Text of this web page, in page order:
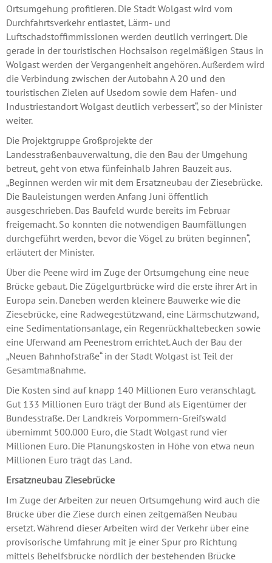
Ortsumgehung profitieren. Die Stadt Wolgast wird vom
Durchfahrtsverkehr entlastet, Lärm- und
Luftschadstoffimmissionen werden deutlich verringert. Die
gerade in der touristischen Hochsaison regelmäßigen Staus in
Wolgast werden der Vergangenheit angehören. Außerdem wird
die Verbindung zwischen der Autobahn A 20 und den
touristischen Zielen auf Usedom sowie dem Hafen- und
Industriestandort Wolgast deutlich verbessert“, so der Minister
weiter.
Die Projektgruppe Großprojekte der
Landesstraßenbauverwaltung, die den Bau der Umgehung
betreut, geht von etwa fünfeinhalb Jahren Bauzeit aus.
„Beginnen werden wir mit dem Ersatzneubau der Ziesebrücke.
Die Bauleistungen werden Anfang Juni öffentlich
ausgeschrieben. Das Baufeld wurde bereits im Februar
freigemacht. So konnten die notwendigen Baumfällungen
durchgeführt werden, bevor die Vögel zu brüten beginnen“,
erläutert der Minister.
Über die Peene wird im Zuge der Ortsumgehung eine neue
Brücke gebaut. Die Zügelgurtbrücke wird die erste ihrer Art in
Europa sein. Daneben werden kleinere Bauwerke wie die
Ziesebrücke, eine Radwegestützwand, eine Lärmschutzwand,
eine Sedimentationsanlage, ein Regenrückhaltebecken sowie
eine Uferwand am Peenestrom errichtet. Auch der Bau der
„Neuen Bahnhofstraße“ in der Stadt Wolgast ist Teil der
Gesamtmaßnahme.
Die Kosten sind auf knapp 140 Millionen Euro veranschlagt.
Gut 133 Millionen Euro trägt der Bund als Eigentümer der
Bundesstraße. Der Landkreis Vorpommern-Greifswald
übernimmt 500.000 Euro, die Stadt Wolgast rund vier
Millionen Euro. Die Planungskosten in Höhe von etwa neun
Millionen Euro trägt das Land.
Ersatzneubau Ziesebrücke
Im Zuge der Arbeiten zur neuen Ortsumgehung wird auch die
Brücke über die Ziese durch einen zeitgemäßen Neubau
ersetzt. Während dieser Arbeiten wird der Verkehr über eine
provisorische Umfahrung mit je einer Spur pro Richtung
mittels Behelfsbrücke nördlich der bestehenden Brücke